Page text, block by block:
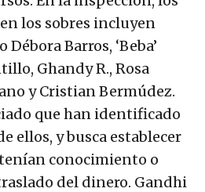
los sobres incluyen
Barros, ‘Beba’
Ghandy R., Rosa
y Cristian Bermúdez.
que han identificado
ellos, y busca establecer
conocimiento o
del dinero. Gandhi